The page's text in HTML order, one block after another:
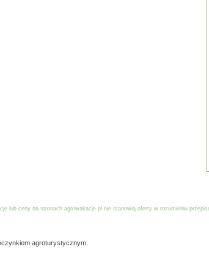
lub ceny na stronach agrowakacje.pl nie stanowią oferty w rozumieniu
agroturystycznym.